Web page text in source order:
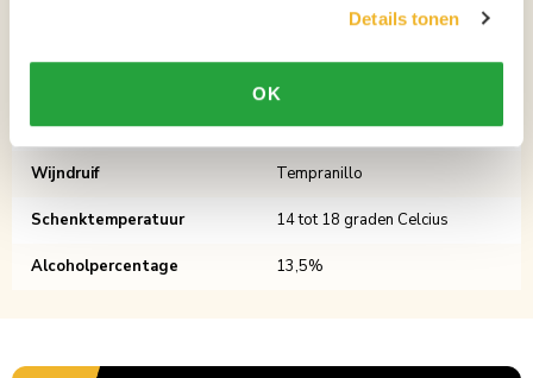
Details tonen
OK
Wijnstreek Rioja
Wijndruif Tempranillo
Schenktemperatuur 14 tot 18 graden Celcius
Alcoholpercentage 13,5%